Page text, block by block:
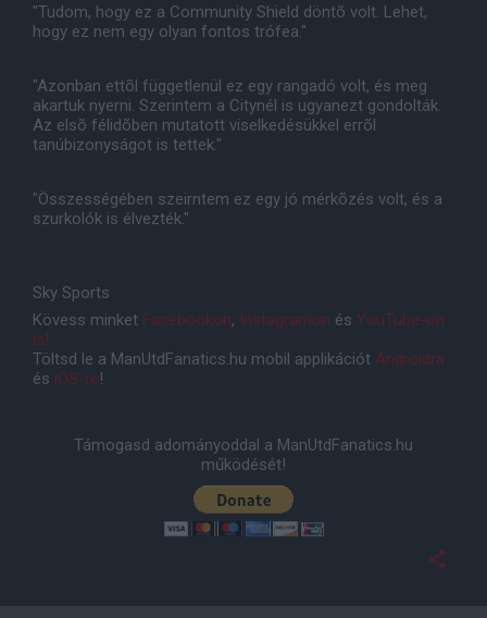
"Tudom, hogy ez a Community Shield döntõ volt. Lehet,
hogy ez nem egy olyan fontos trófea."
"Azonban ettõl függetlenül ez egy rangadó volt, és meg
akartuk nyerni. Szerintem a Citynél is ugyanezt gondolták.
Az elsõ félidõben mutatott viselkedésükkel errõl
tanúbizonyságot is tettek."
"Összességében szeirntem ez egy jó mérkõzés volt, és a
szurkolók is élvezték."
Sky Sports
Kövess minket Facebookon, Instagramon és YouTube-on
is!
Töltsd le a ManUtdFanatics.hu mobil applikációt Androidra
és iOS-re!
Támogasd adományoddal a ManUtdFanatics.hu
működését!